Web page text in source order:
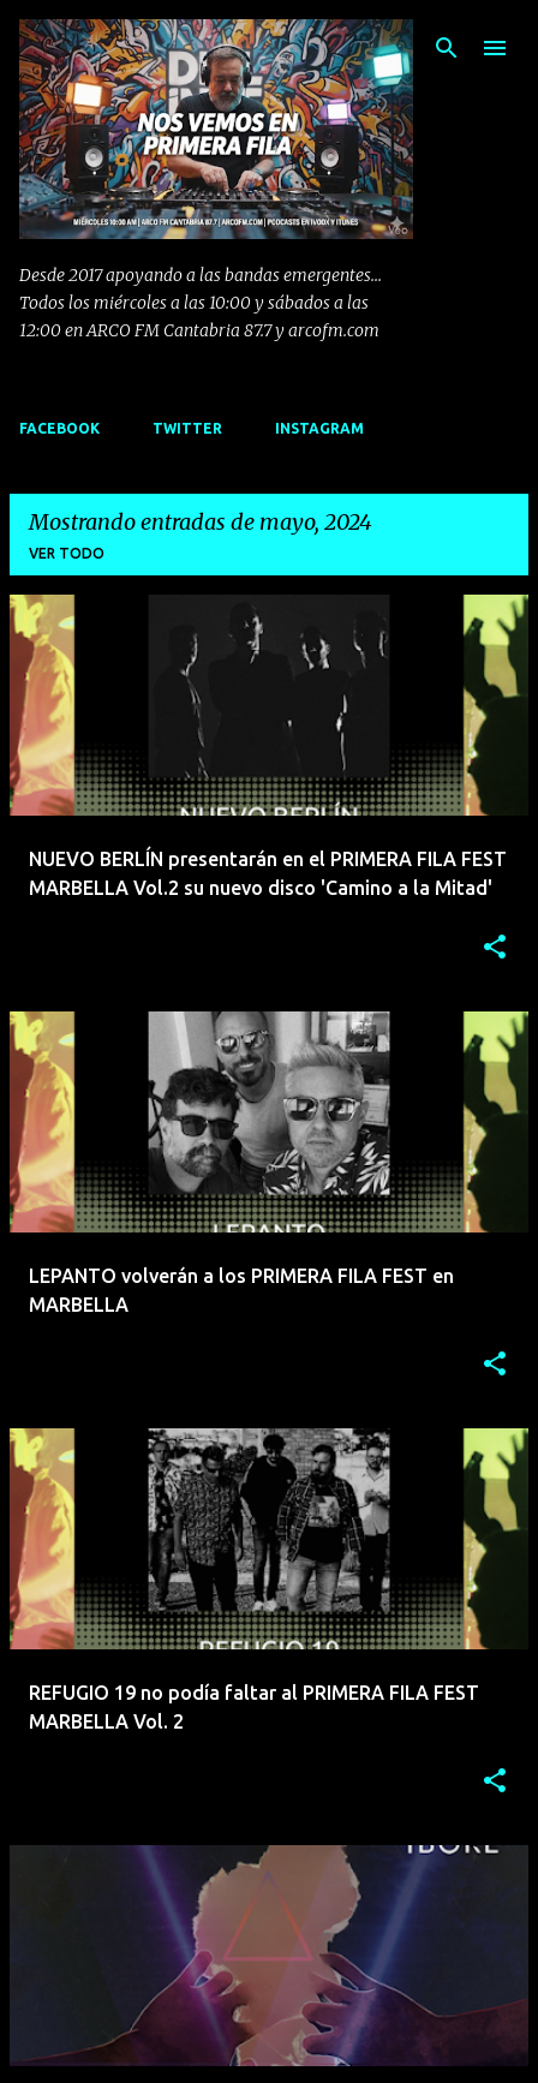
Ir al contenido principal
Desde 2017 apoyando a las bandas emergentes...
Todos los miércoles a las 10:00 y sábados a las
12:00 en ARCO FM Cantabria 87.7 y arcofm.com
FACEBOOK TWITTER INSTAGRAM
Mostrando entradas de mayo, 2024
VER TODO
E
a
d
NUEVO BERLÍN presentarán en el PRIMERA FILA FEST
MARBELLA Vol.2 su nuevo disco 'Camino a la Mitad'
LEPANTO volverán a los PRIMERA FILA FEST en
MARBELLA
REFUGIO 19 no podía faltar al PRIMERA FILA FEST
MARBELLA Vol. 2